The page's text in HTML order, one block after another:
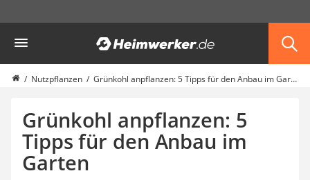
Garten
Akku-Laubsauger
Faltpavillon
Schlauchtrommel
Solar-Lichterkette außen
Teleskopleiter
Ameisengift
Pavillon
Nutzpflanzen Grünkohl anpflanzen: 5 Tipps für den Anbau im Garten
Grünkohl anpflanzen: 5
Tipps für den Anbau im
Garten